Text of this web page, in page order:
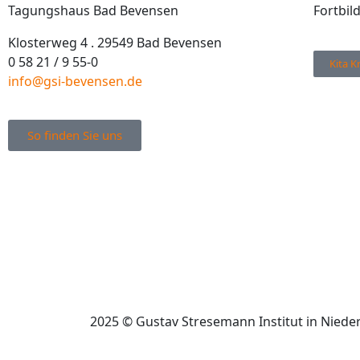
Tagungshaus Bad Bevensen
Klosterweg 4 . 29549 Bad Bevensen
0 58 21 / 9 55-0
info@gsi-bevensen.de
So finden Sie uns
Kita
2025 © Gustav Stresemann Institut in